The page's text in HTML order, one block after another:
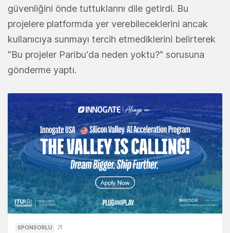
güvenliğini önde tuttuklarını dile getirdi. Bu
projelere platformda yer verebileceklerini ancak
kullanıcıya sunmayı tercih etmediklerini belirterek
"Bu projeler Paribu'da neden yoktu?" sorusuna
gönderme yaptı.
SPONSORLU